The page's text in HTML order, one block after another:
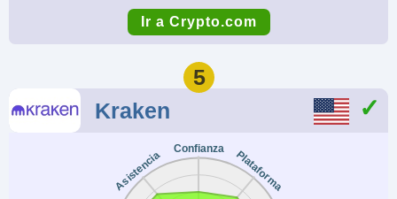
Cuenta Demo Depósito Mínimo
Varies by payment
Comercio Mínimo
$1
Apalancamiento
SEC, FCA, MAS, AMF,
Ir a Crypto.com
5
Kraken
Confianza Plataforma
Asistencia